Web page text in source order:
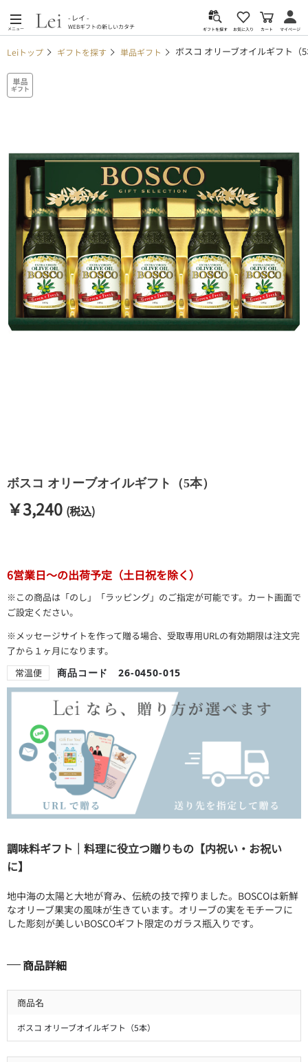
メニュー
- レイ -
WEBギフトの新しいカタチ ギフトを探す お気に入り カート マイページ
Leiトップ ギフトを探す 単品ギフト ボスコ オリーブオイルギフト（
ボスコ オリーブオイルギフト（5本）
￥3,240 (税込)
6営業日～の出荷予定（土日祝を除く）
※この商品は「のし」「ラッピング」のご指定が可能です。カート画面で
ご設定ください。
※メッセージサイトを作って贈る場合、受取専用URLの有効期限は注文完
了から１ヶ月になります。
常温便
商品コード 26-0450-015
調味料ギフト｜料理に役立つ贈りもの【内祝い・お祝い
に】
地中海の太陽と大地が育み、伝統の技で搾りました。BOSCOは新鮮
なオリーブ果実の風味が生きています。オリーブの実をモチーフに
した彫刻が美しいBOSCOギフト限定のガラス瓶入りです。
商品詳細
商品名
ボスコ オリーブオイルギフト（5本）